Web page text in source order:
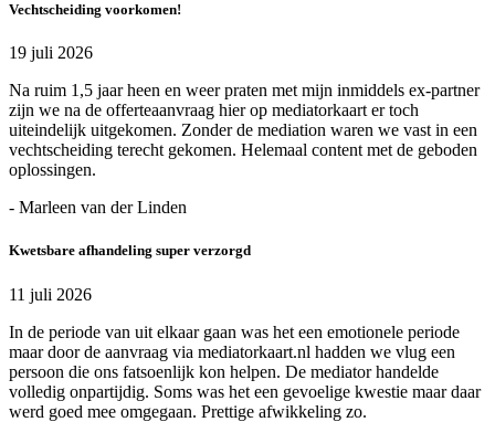
Vechtscheiding voorkomen!
19 juli 2026
Na ruim 1,5 jaar heen en weer praten met mijn inmiddels ex-partner
zijn we na de offerteaanvraag hier op mediatorkaart er toch
uiteindelijk uitgekomen. Zonder de mediation waren we vast in een
vechtscheiding terecht gekomen. Helemaal content met de geboden
oplossingen.
- Marleen van der Linden
Kwetsbare afhandeling super verzorgd
11 juli 2026
In de periode van uit elkaar gaan was het een emotionele periode
maar door de aanvraag via mediatorkaart.nl hadden we vlug een
persoon die ons fatsoenlijk kon helpen. De mediator handelde
volledig onpartijdig. Soms was het een gevoelige kwestie maar daar
werd goed mee omgegaan. Prettige afwikkeling zo.